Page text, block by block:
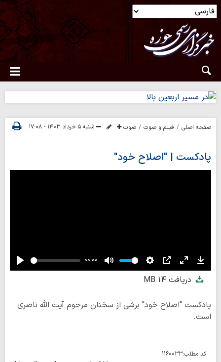
صفحه اصلی فیلم و صوت صوت شنبه ۵ خرداد ۱۴۰۳ - ۱۷:۰۸
پادکست | "اصلاح خود"
Play
00:00
Mute Settings
PIP Enter
fullscreenدریافت14 MB
پادکست "اصلاح خود" برشی از سخنان مرحوم آیت الله ناصری
است.
کد مطلب:1160033